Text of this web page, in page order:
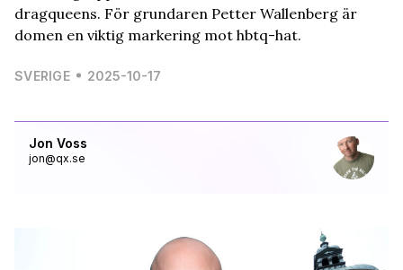
Jon Voss
jon@qx.se
dragqueens. För grundaren Petter Wallenberg är
domen en viktig markering mot hbtq-hat.
SVERIGE 2025-10-17